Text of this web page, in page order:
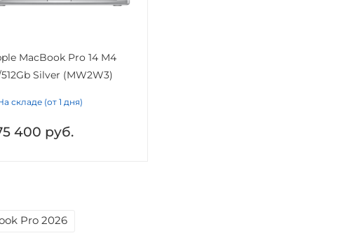
MacBook Pro 14 M4
512Gb Silver (MW2W3)
складе (от 1 дня)
400 руб.
Pro 2026